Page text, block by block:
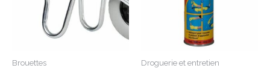
Brouettes Droguerie et entretien